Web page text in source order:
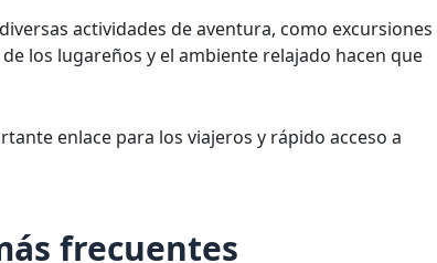
actividades de aventura, como excursiones
los lugareños y el ambiente relajado hacen que
enlace para los viajeros y rápido acceso a
frecuentes